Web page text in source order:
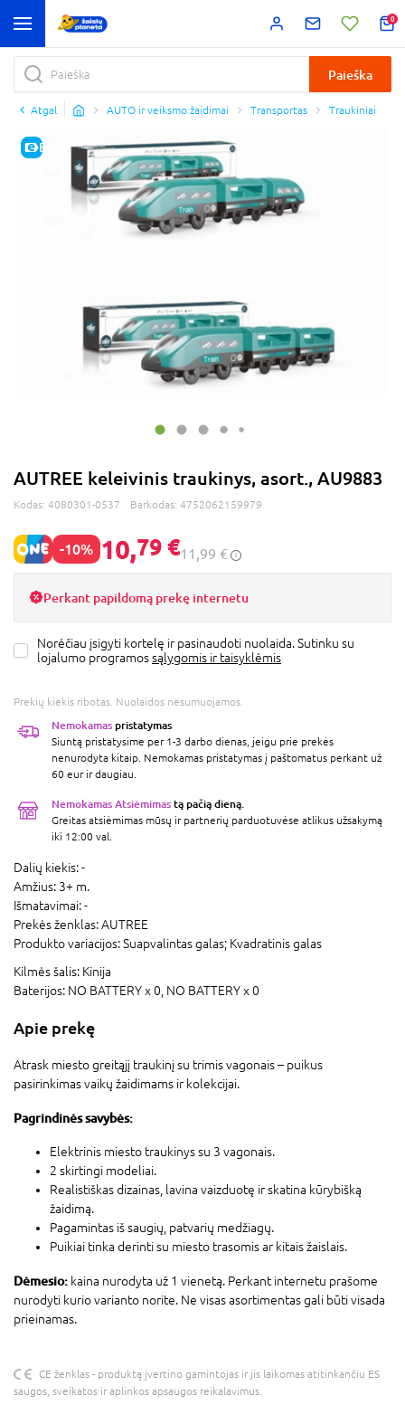
0
Paieška
Atgal AUTO ir veiksmo žaidimai Transportas Traukiniai
E-KAINA
AUTREE keleivinis traukinys, asort., AU9883
Kodas: 4080301-0537 Barkodas: 4752062159979
-10% 10,79 €11,99 €
Perkant papildomą prekę internetu
Norėčiau įsigyti kortelę ir pasinaudoti nuolaida. Sutinku su
lojalumo programossąlygomis ir taisyklėmis
Prekių kiekis ribotas. Nuolaidos nesumuojamos.
Nemokamas pristatymas
Siuntą pristatysime per 1-3 darbo dienas, jeigu prie prekės
nenurodyta kitaip. Nemokamas pristatymas į paštomatus perkant už
60 eur ir daugiau.
Nemokamas Atsiėmimas tą pačią dieną.
Greitas atsiėmimas mūsų ir partnerių parduotuvėse atlikus užsakymą
iki 12:00 val.
Dalių kiekis:-
Amžius: 3+ m.
Išmatavimai:-
Prekės ženklas:AUTREE
Produkto variacijos:Suapvalintas galas; Kvadratinis galas
Kilmės šalis: Kinija
Baterijos: NO BATTERY x 0, NO BATTERY x 0
Apie prekę
Atrask miesto greitąjį traukinį su trimis vagonais – puikus
pasirinkimas vaikų žaidimams ir kolekcijai.
Pagrindinės savybės:
Elektrinis miesto traukinys su 3 vagonais.
2 skirtingi modeliai.
Realistiškas dizainas, lavina vaizduotę ir skatina kūrybišką
žaidimą.
Pagamintas iš saugių, patvarių medžiagų.
Puikiai tinka derinti su miesto trasomis ar kitais žaislais.
Dėmesio: kaina nurodyta už 1 vienetą. Perkant internetu prašome
nurodyti kurio varianto norite. Ne visas asortimentas gali būti visada
prieinamas.
CE ženklas - produktą įvertino gamintojas ir jis laikomas atitinkančiu ES
saugos, sveikatos ir aplinkos apsaugos reikalavimus.